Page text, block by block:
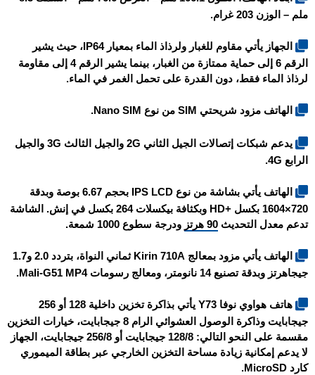
ملم – الوزن 203 غرام.
الجهاز يأتي مقاوم للغبار ولرذاذ الماء بمعيار IP64، حيث يشير
الرقم 6 إلى حماية ممتازة من الغبار، بينما يشير الرقم 4 إلى مقاومة
لرذاذ الماء فقط، دون القدرة على تحمل الغمر في الماء.
الهاتف مزود شريحتي SIM من نوع Nano SIM.
يدعم شبكات إتصالات الجيل الثاني 2G والجيل الثالث 3G والجيل
الرابع 4G.
الهاتف يأتي بشاشة من نوع IPS LCD بحجم 6.67 بوصة وبدقة
720×1604 بكسل +HD وبكثافة بيكسلات 264 بكسل في إنش. الشاشة
تدعم معدل التحديث 90 هرتز ودرجة سطوع 1000 شمعة.
الهاتف يأتي مزود بمعالج Kirin 710A ثماني النواة، بتردد 2.0 و1.7
جيجاهرتز وبدقة تصنيع 14 نانومتر، ومعالج رسومات Mali-G51 MP4.
هاتف هواوي نوفا Y73 يأتي بذاكرة تخزين داخلية 128 أو 256
جيجابايت وذاكرة الوصول العشوائي الرام 8 جيجابايت، خيارات التخزين
مقسمة على النحو التالي: 128/8 جيجابايت أو 256/8 جيجابايت، الجهاز
لا يدعم إمكانية زيادة مساحة التخزين الخارجي عبر بطاقة الميموري
كارد MicroSD.